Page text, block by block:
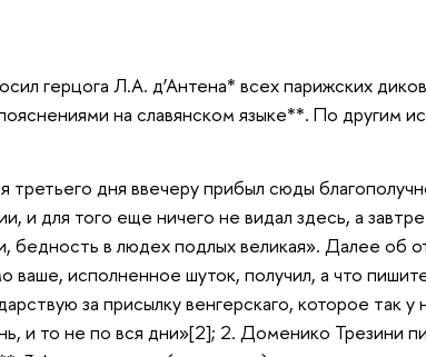
герцога Л.А. д’Антена* всех парижских
на славянском языке**. По другим
дня ввечеру прибыл сюды
и для того еще ничего не видал здесь, а
бедность в людех подлых великая». Далее об
исполненное шуток, получил, а что
за присылку венгерскаго, которое так у
и то не по вся дни»[2]; 2. Доменико Трезини